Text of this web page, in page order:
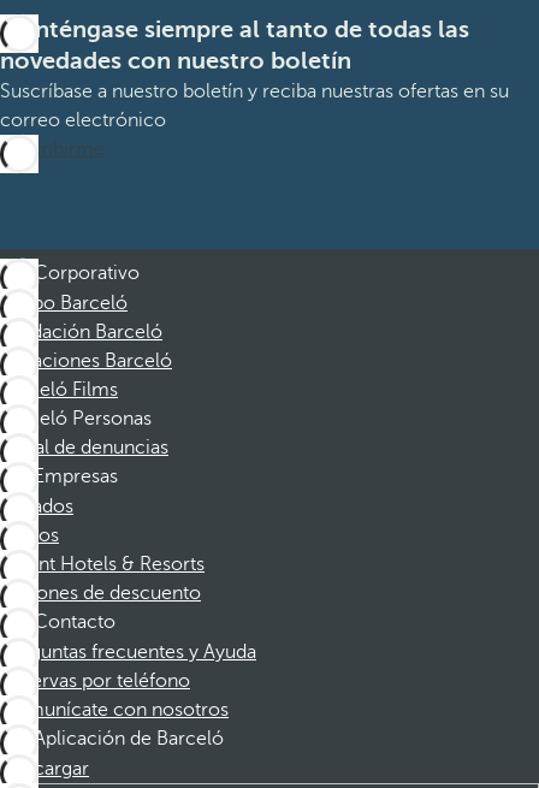
Manténgase siempre al tanto de todas las
novedades con nuestro boletín
Suscríbase a nuestro boletín y reciba nuestras ofertas en su
correo electrónico
Suscribirme
Corporativo
Grupo Barceló
Fundación Barceló
Vacaciones Barceló
Barceló Films
Barceló Personas
Canal de denuncias
Empresas
Afiliados
Socios
Dorint Hotels & Resorts
Cupones de descuento
Contacto
Preguntas frecuentes y Ayuda
Reservas por teléfono
Comunícate con nosotros
Aplicación de Barceló
Descargar